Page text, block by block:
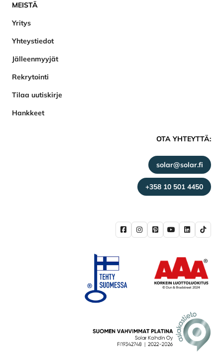
MEISTÄ
Yritys
Yhteystiedot
Jälleenmyyjät
Rekrytointi
Tilaa uutiskirje
Hankkeet
OTA YHTEYTTÄ:
solar@solar.fi
+358 10 501 4450